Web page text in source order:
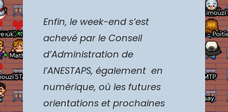
Enfin, le week-end s’est
achevé par le Conseil
d’Administration de
l’ANESTAPS, également en
numérique, où les futures
orientations et prochaines